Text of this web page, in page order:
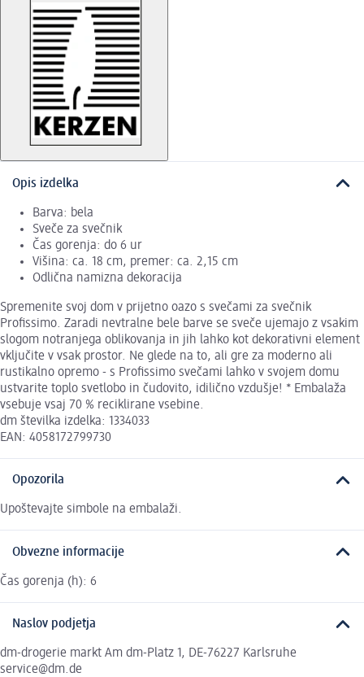
Opis izdelka
Barva: bela
Sveče za svečnik
Čas gorenja: do 6 ur
Višina: ca. 18 cm, premer: ca. 2,15 cm
Odlična namizna dekoracija
Spremenite svoj dom v prijetno oazo s svečami za svečnik
Profissimo. Zaradi nevtralne bele barve se sveče ujemajo z vsakim
slogom notranjega oblikovanja in jih lahko kot dekorativni element
vključite v vsak prostor. Ne glede na to, ali gre za moderno ali
rustikalno opremo - s Profissimo svečami lahko v svojem domu
ustvarite toplo svetlobo in čudovito, idilično vzdušje! * Embalaža
vsebuje vsaj 70 % reciklirane vsebine.
dm številka izdelka: 1334033
EAN: 4058172799730
Opozorila
Upoštevajte simbole na embalaži.
Obvezne informacije
Čas gorenja (h): 6
Naslov podjetja
dm-drogerie markt Am dm-Platz 1, DE-76227 Karlsruhe
service@dm.de